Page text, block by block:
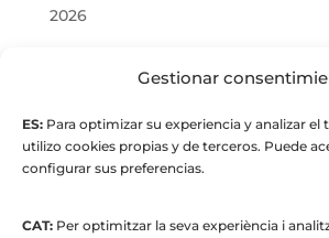
Gestionar
ES: Para optimizar su experiencia y analizar el
utilizo cookies propias y de terceros. Puede
configurar sus preferencias.
CAT: Per optimitzar la seva experiència i
2026
© Maria Fernandez Alonso
Full index